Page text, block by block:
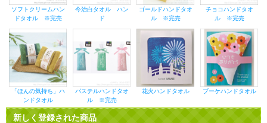
ソフトクリームハン
ドタオル ※完売
今治白タオル ハン
ド
ゴールドハンドタオ
ル ※完売
チョコハンドタオ
ル ※完売
「ほんの気持ち」ハ
ンドタオル
パステルハンドタオ
ル ※完売
花火ハンドタオル ブーケハンドタオル
新しく登録された商品